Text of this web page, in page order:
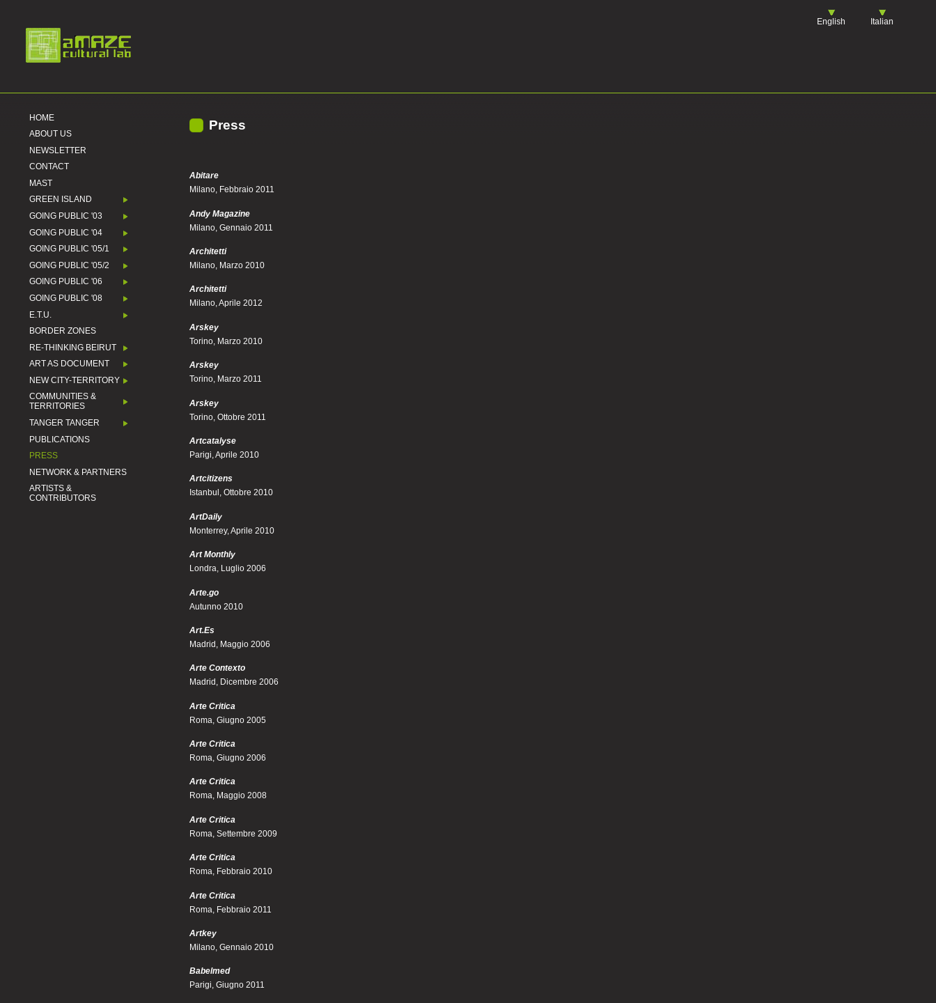
English Italian
HOME
ABOUT US
NEWSLETTER
CONTACT
MAST
GREEN ISLAND
GOING PUBLIC '03
GOING PUBLIC '04
GOING PUBLIC '05/1
GOING PUBLIC '05/2
GOING PUBLIC '06
GOING PUBLIC '08
E.T.U.
BORDER ZONES
RE-THINKING BEIRUT
ART AS DOCUMENT
NEW CITY-TERRITORY
COMMUNITIES &
TERRITORIES
TANGER TANGER
PUBLICATIONS
PRESS
NETWORK & PARTNERS
ARTISTS &
CONTRIBUTORS
Press
Abitare
Milano, Febbraio 2011
Andy Magazine
Milano, Gennaio 2011
Architetti
Milano, Marzo 2010
Architetti
Milano, Aprile 2012
Arskey
Torino, Marzo 2010
Arskey
Torino, Marzo 2011
Arskey
Torino, Ottobre 2011
Artcatalyse
Parigi, Aprile 2010
Artcitizens
Istanbul, Ottobre 2010
ArtDaily
Monterrey, Aprile 2010
Art Monthly
Londra, Luglio 2006
Arte.go
Autunno 2010
Art.Es
Madrid, Maggio 2006
Arte Contexto
Madrid, Dicembre 2006
Arte Critica
Roma, Giugno 2005
Arte Critica
Roma, Giugno 2006
Arte Critica
Roma, Maggio 2008
Arte Critica
Roma, Settembre 2009
Arte Critica
Roma, Febbraio 2010
Arte Critica
Roma, Febbraio 2011
Artkey
Milano, Gennaio 2010
Babelmed
Parigi, Giugno 2011